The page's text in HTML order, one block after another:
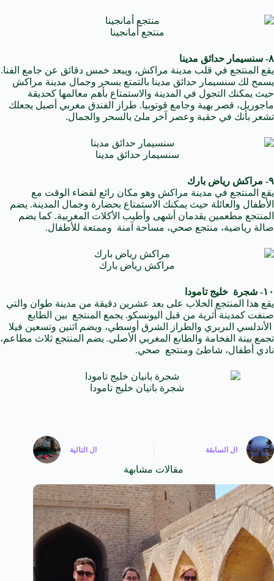
منتجع أمانجينا
٨- سنسيمار حدائق مدينا
يقع المنتجع في قلب مدينة مراكش، ويبعد خمس دقائق عن جامع الفنا.
يسمح لك سنسيمار حدائق مدينا بالتمتع بسحر وجمال مدينة مراكش
حيث يمكنك التجول في المدينة والاستمتاع بأهم معالمها كحديقة
ماجوريل، قصر بهية وجامع قوتوبيا. طراز الفندق مغربي أصيل يجعلك
تشعر بأنك في حقبة وعصر آخر ملئ بالسحر والجمال.
سنسيمار حدائق مدينا
٩- مراكش رياض بارك
يقع المنتجع في مدينة مراكش وهو مكان رائع لقضاء الوقت مع
الأطفال والعائلة حيث يمكنك الاستمتاع بحضارة وجمال المدينة. يضم
المنتجع مطعمين يقدمان أشهى وأطيب الأكلات المغربية. كما يضم
صالة رياضية، منتجع صحي، مساحة آمنة وممتعة للأطفال.
مراكش رياض بارك
١٠- شجرة خليج تامودا
يقع هذا المنتجع الخلاب على بعد عشرين دقيقة من مدينة طوان والتي
صنفت كمدينة أثرية من قبل اليونسكو. يجمع المنتجع بين الطابع
الأندلسي البربري والطراز الشرق أوسطي، ويضم اثنين وتسعين فيلا
تجمع بينة الفخامة والطابع المغربي الأصلي. يضم المنتجع ثلاث مطاعم،
نادي أطفال، شاطئ ومنتجع صحي.
شجرة بانيان خليج تامودا
ال السابقة ال التالية
مقالات مشابهة